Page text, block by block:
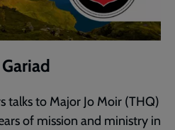
talks to Major Jo Moir (THQ)
of mission and ministry in